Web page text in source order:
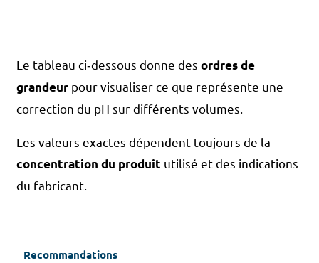
Le tableau ci‑dessous donne des ordres de
grandeur pour visualiser ce que représente une
correction du pH sur différents volumes.
Les valeurs exactes dépendent toujours de la
concentration du produit utilisé et des indications
du fabricant.
Recommandations